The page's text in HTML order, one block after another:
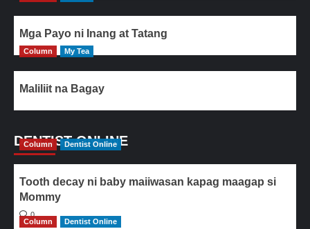
Mga Payo ni Inang at Tatang
Column My Tea
Maliliit na Bagay
DENTIST ONLINE
Column Dentist Online
Tooth decay ni baby maiiwasan kapag maagap si
Mommy
0
Column
Dentist Online